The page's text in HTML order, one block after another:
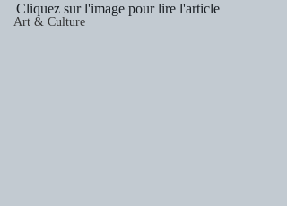
Art & Culture
Cliquez sur l'image pour lire l'article